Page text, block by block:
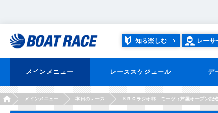
知る楽しむ レーサ
メインメニュー レーススケジュール デ
HOMEメインメニュー 本日のレース ＫＢＣラジオ杯 モーヴィ芦屋オープン記